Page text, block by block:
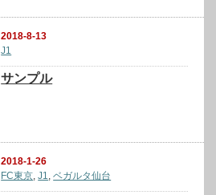
2018-8-13
J1
サンプル
2018-1-26
FC東京,J1,ベガルタ仙台